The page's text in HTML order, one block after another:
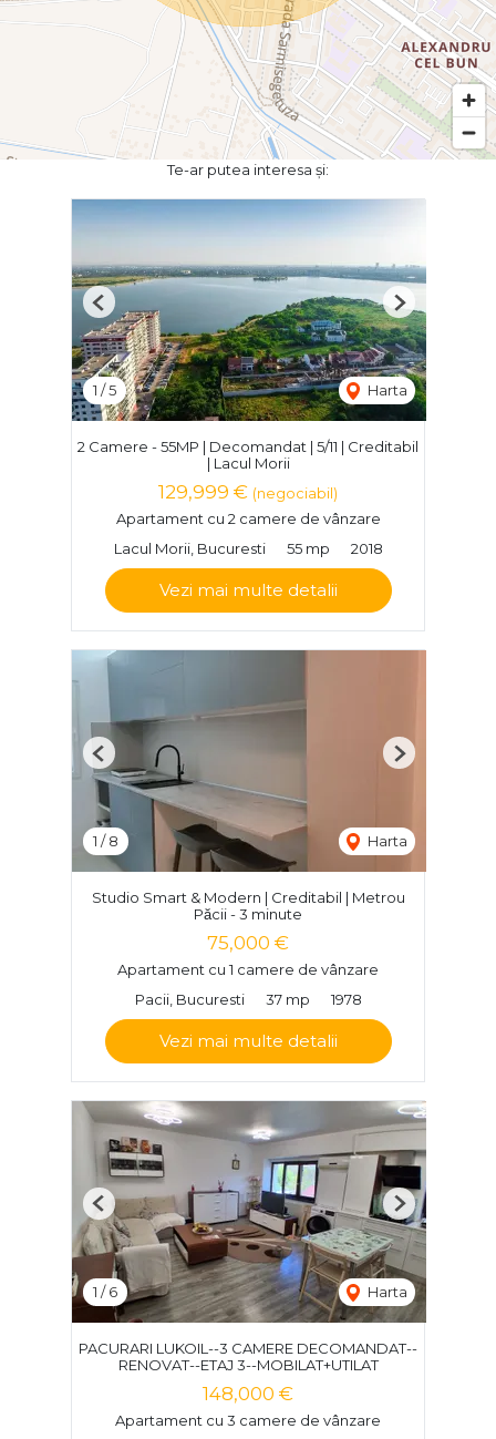
Te-ar putea interesa și:
1 /5 Harta
Previous Next
2 Camere - 55MP | Decomandat | 5/11 | Creditabil
| Lacul Morii
129,999 € (negociabil)
Apartament cu 2 camere de vânzare
Lacul Morii, Bucuresti
55 mp 2018
Vezi mai multe detalii
1 /8 Harta
Previous Next
Studio Smart & Modern | Creditabil | Metrou
Păcii - 3 minute
75,000 €
Apartament cu 1 camere de vânzare
Pacii, Bucuresti
37 mp 1978
Vezi mai multe detalii
1 /6 Harta
Previous Next
PACURARI LUKOIL--3 CAMERE DECOMANDAT--
RENOVAT--ETAJ 3--MOBILAT+UTILAT
148,000 €
Apartament cu 3 camere de vânzare